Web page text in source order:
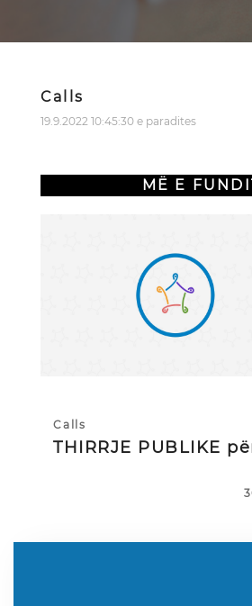
Calls
19.9.2022 10:45:30 e paradites
MË E
Calls
THIRRJE PUBLIKE